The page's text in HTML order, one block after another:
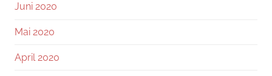
Juni 2020
Mai 2020
April 2020